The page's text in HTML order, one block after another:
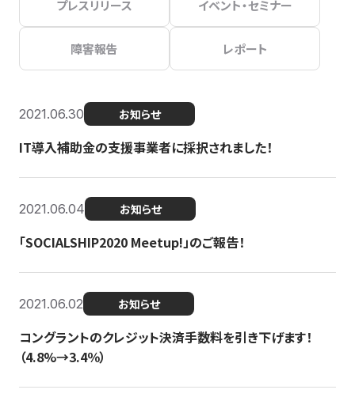
プレスリリース イベント・セミナー
障害報告 レポート
2021.06.30 お知らせ
IT導入補助金の支援事業者に採択されました！
2021.06.04 お知らせ
「SOCIALSHIP2020 Meetup!」のご報告！
2021.06.02 お知らせ
コングラントのクレジット決済手数料を引き下げます！
（4.8%→3.4％）